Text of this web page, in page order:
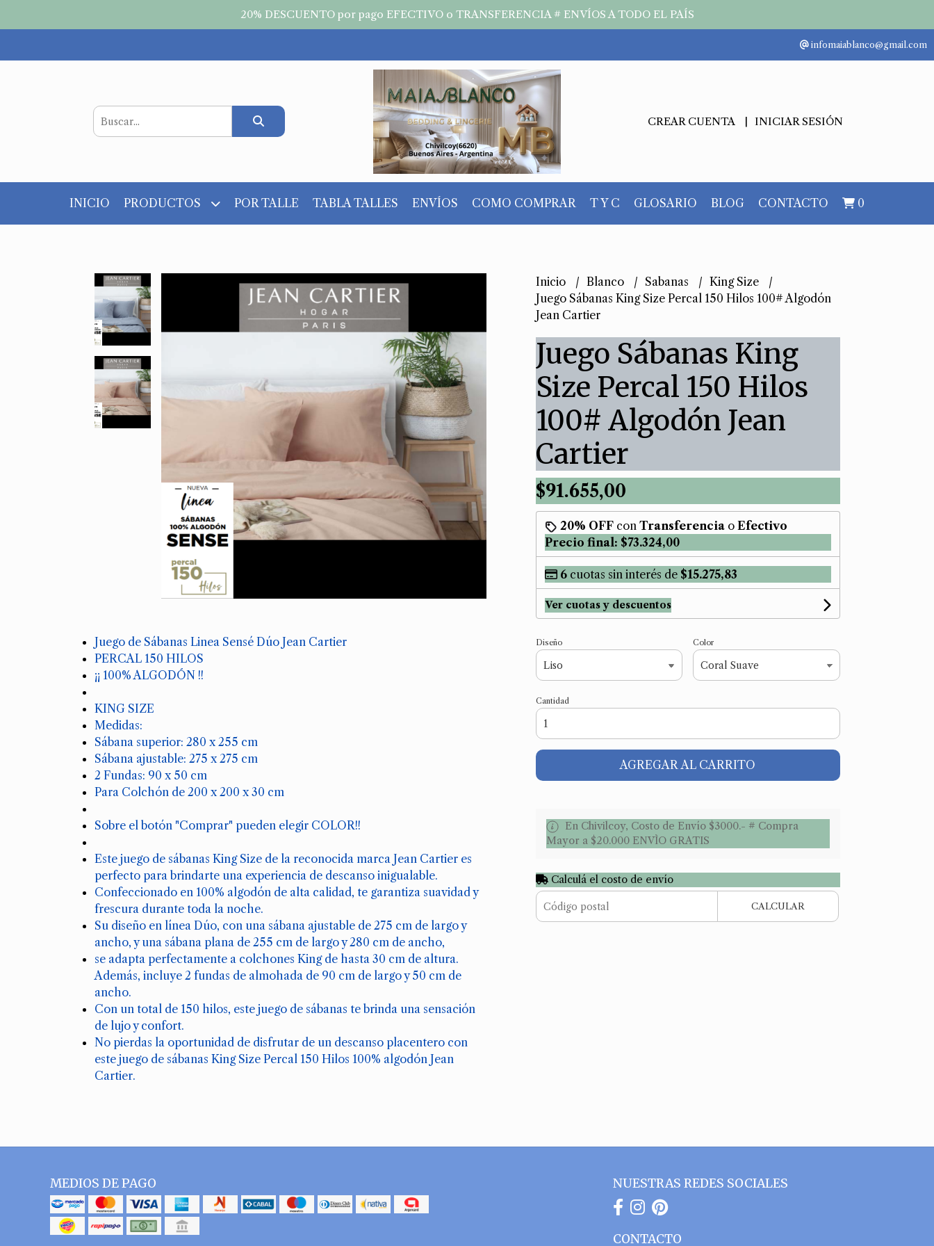
20% DESCUENTO por pago EFECTIVO o TRANSFERENCIA # ENVÍOS A TODO EL PAÍS
infomaiablanco@gmail.com
CREAR CUENTA INICIAR SESIÓN
INICIO PRODUCTOS POR TALLE TABLA TALLES ENVÍOS COMO COMPRAR T Y C GLOSARIO BLOG CONTACTO 0
Juego de Sábanas Linea Sensé Dúo Jean Cartier
PERCAL 150 HILOS
¡¡ 100% ALGODÓN !!
KING SIZE
Medidas:
Sábana superior: 280 x 255 cm
Sábana ajustable: 275 x 275 cm
2 Fundas: 90 x 50 cm
Para Colchón de 200 x 200 x 30 cm
Sobre el botón "Comprar" pueden elegir COLOR!!
Este juego de sábanas King Size de la reconocida marca Jean Cartier es
perfecto para brindarte una experiencia de descanso inigualable.
Confeccionado en 100% algodón de alta calidad, te garantiza suavidad y
frescura durante toda la noche.
Su diseño en línea Dúo, con una sábana ajustable de 275 cm de largo y
ancho, y una sábana plana de 255 cm de largo y 280 cm de ancho,
se adapta perfectamente a colchones King de hasta 30 cm de altura.
Además, incluye 2 fundas de almohada de 90 cm de largo y 50 cm de
ancho.
Con un total de 150 hilos, este juego de sábanas te brinda una sensación
de lujo y confort.
No pierdas la oportunidad de disfrutar de un descanso placentero con
este juego de sábanas King Size Percal 150 Hilos 100% algodón Jean
Cartier.
Inicio Blanco Sabanas
King Size
Juego Sábanas King Size Percal 150 Hilos 100# Algodón
Jean Cartier
Juego Sábanas King
Size Percal 150 Hilos
100# Algodón Jean
Cartier
$91.655,00
20% OFFcon Transferenciao Efectivo
Precio final: $73.324,00
6cuotas sin interés de $15.275,83
Ver cuotas y descuentos
Diseño Color
Cantidad
AGREGAR AL CARRITO
En Chivilcoy, Costo de Envío $3000.- # Compra
Mayor a $20.000 ENVÌO GRATIS
Calculá el costo de envío
CALCULAR
MEDIOS DE PAGO NUESTRAS REDES SOCIALES
CONTACTO